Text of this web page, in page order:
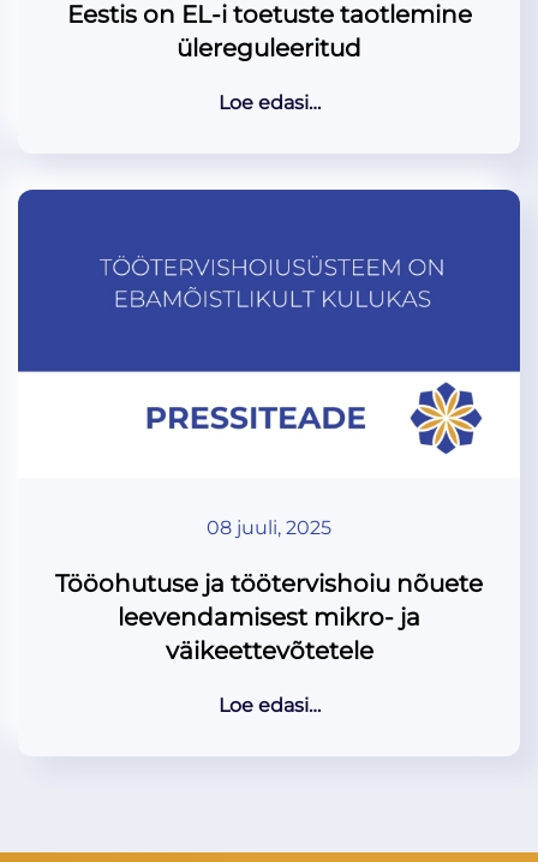
Eestis on EL-i toetuste taotlemine
ülereguleeritud
Loe edasi…
08 juuli, 2025
Tööohutuse ja töötervishoiu nõuete
leevendamisest mikro- ja
väikeettevõtetele
Loe edasi…